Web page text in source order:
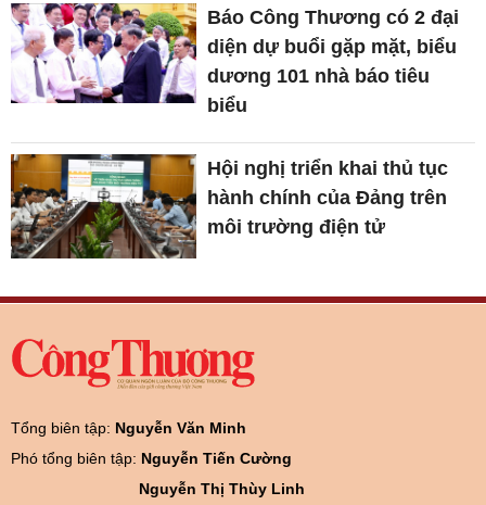
Báo Công Thương có 2 đại
diện dự buổi gặp mặt, biểu
dương 101 nhà báo tiêu
biểu
Hội nghị triển khai thủ tục
hành chính của Đảng trên
môi trường điện tử
Tổng biên tập: Nguyễn Văn Minh
Phó tổng biên tập: Nguyễn Tiến Cường
Nguyễn Thị Thùy Linh